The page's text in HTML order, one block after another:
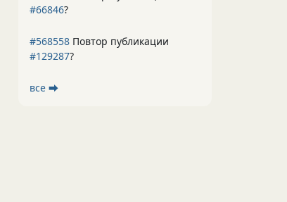
#66846?
#568558 Повтор публикации
#129287?
все ⮕